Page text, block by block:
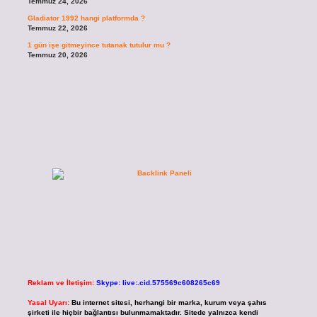
Gladiator 1992 hangi platformda ?
Temmuz 22, 2026
1 gün işe gitmeyince tutanak tutulur mu ?
Temmuz 20, 2026
Reklam ve İletişim: Skype: live:.cid.575569c608265c69
Yasal Uyarı: Bu internet sitesi, herhangi bir marka, kurum veya şahıs
şirketi ile hiçbir bağlantısı bulunmamaktadır. Sitede yalnızca kendi